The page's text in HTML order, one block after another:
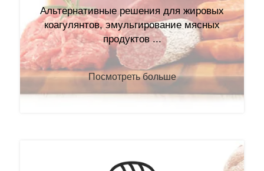
Альтернативные решения для жировых
коагулянтов, эмульгирование мясных
продуктов ...
Посмотреть больше
Альгинат калия, полисахарид,
извлеченный из
ламинарии ...
Посмотреть больше